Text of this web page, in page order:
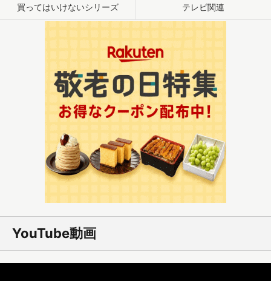
買ってはいけないシリーズ テレビ関連
YouTube動画